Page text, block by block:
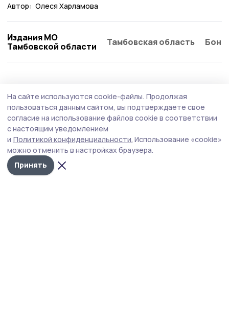
Автор: Олеся Харламова
Издания МО
Тамбовской области
Тамбовская область
Помним, гордимся: «Ростелеком», Единая
Россия и «Леста» проведут кибертурнир
«Битва за Москву»
На сайте используются cookie-файлы. Продолжая
пользоваться данным сайтом, вы подтверждаете свое
согласие на использование файлов cookie в соответствии
с настоящим уведомлением
и Политикой конфиденциальности. Использование «cookie»
можно отменить в настройках браузера.
Принять